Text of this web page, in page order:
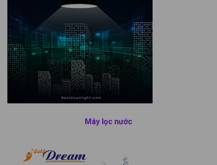
Máy lọc nước